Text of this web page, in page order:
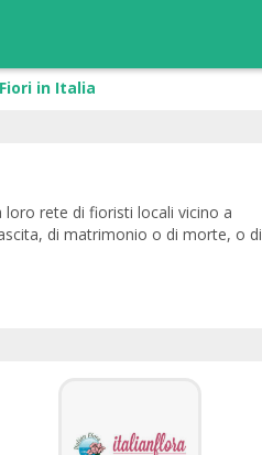
in Italia
rete di fioristi locali vicino a
di matrimonio o di morte, o di